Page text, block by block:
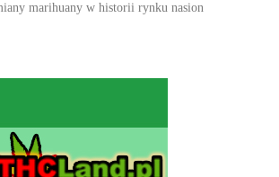
marihuany w historii rynku nasion